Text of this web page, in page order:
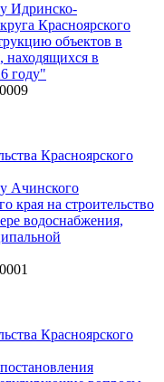
Идринско-
Красноярского
объектов в
находящихся в
году"
Красноярского
Ачинского
края на строительство
водоснабжения,
Красноярского